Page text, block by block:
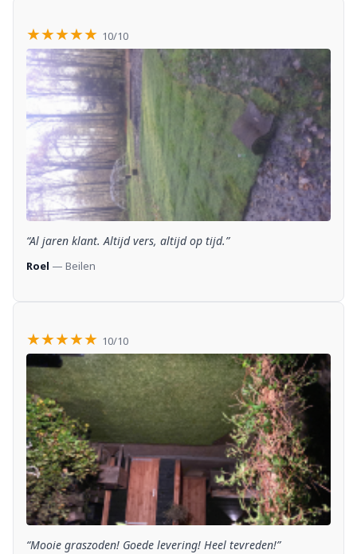
★★★★★ 10/10
“Al jaren klant. Altijd vers, altijd op tijd.”
Roel — Beilen
★★★★★ 10/10
“Mooie graszoden! Goede levering! Heel tevreden!”